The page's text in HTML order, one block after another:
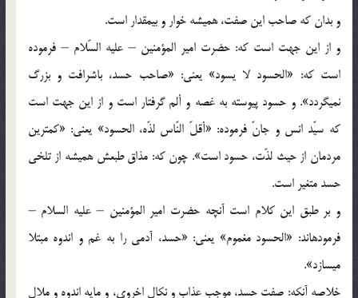
و بدان كه صاحب اين صفت، هميشه خوار و بي‏مقدار است.
و از اين جهت است كه: حضرت امير المؤمنين – عليه السّلام – فرموده
است كه: «الحسود لا يسود» يعني: «صاحب حسد، باشرافت و بزرگ
نمي‏گردد». و حسود پيوسته به غصه و ألم گرفتار است و از اين جهت است
كه سيّد انس و جانّ فرموده: «أقلّ النّاس لذّه، الحسود» يعني: «كمترين
مردمان از حيث لذّت، حسود است». چون كه: مذاق طبعش هميشه از تلخي
حسد متغير است.
و بر طبق اين كلام است آنچه حضرت امير المؤمنين – عليه السلام –
فرموده‏اند: «الحسود مغموم» يعني: «حسد، آدمي را به غم و اندوه مبتلا
مي‏سازد».
خلاصه آنكه: صفت حسد، موجب عذاب و نكال اخروي، و مايه اندوه و ملال